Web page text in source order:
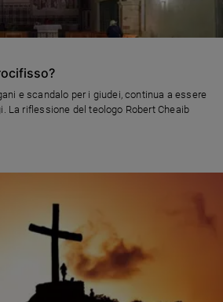
e scandalo per i giudei, continua a essere
La riflessione del teologo Robert Cheaib